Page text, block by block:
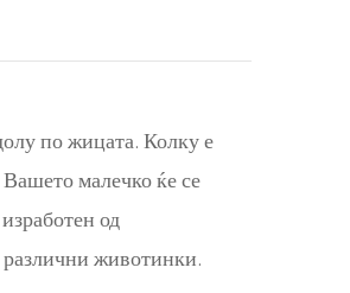
по жицата. Колку е
малечко ќе се
од
различни животинки.